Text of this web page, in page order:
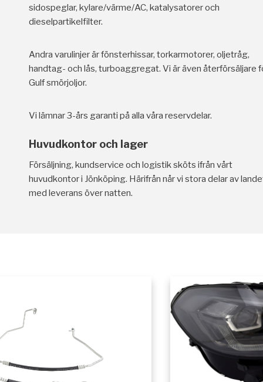
sidospeglar, kylare/värme/AC, katalysatorer och
dieselpartikelfilter.
Andra varulinjer är fönsterhissar, torkarmotorer, oljetråg,
handtag- och lås, turboaggregat. Vi är även återförsäljare
Gulf smörjoljor.
Vi lämnar 3-års garanti på alla våra reservdelar.
Huvudkontor och lager
Försäljning, kundservice och logistik sköts ifrån vårt
huvudkontor i Jönköping. Härifrån når vi stora delar av
med leverans över natten.